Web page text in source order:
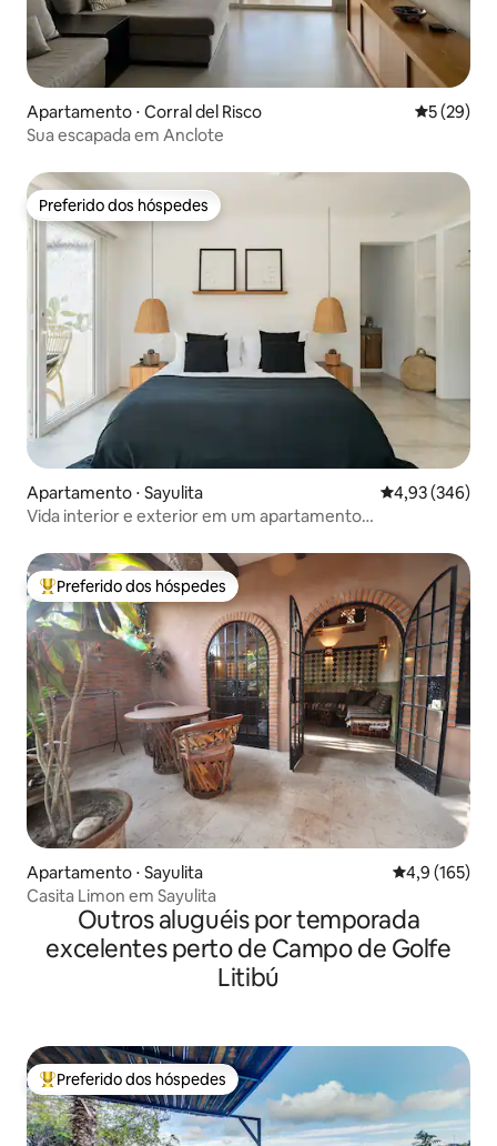
Apartamento ⋅ Corral del Risco 5 de uma
5 (29)
Sua escapada em Anclote
Preferido dos hóspedes
Preferido dos hóspedes
Apartamento ⋅ Sayulita 4,93 de uma
4,93 (346)
Vida interior e exterior em um apartamento
Entre os melhores preferidos dos hóspedes
Preferido dos hóspedes
Apartamento ⋅ Sayulita 4,9 de uma
4,9 (165)
Casita Limon em Sayulita
Outros aluguéis por temporada
excelentes perto de Campo de Golfe
Litibú
Entre os melhores preferidos dos hóspedes
Preferido dos hóspedes